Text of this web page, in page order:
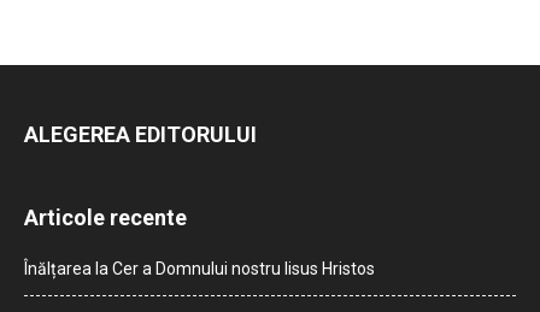
ALEGEREA EDITORULUI
Articole recente
Înălțarea la Cer a Domnului nostru Iisus Hristos